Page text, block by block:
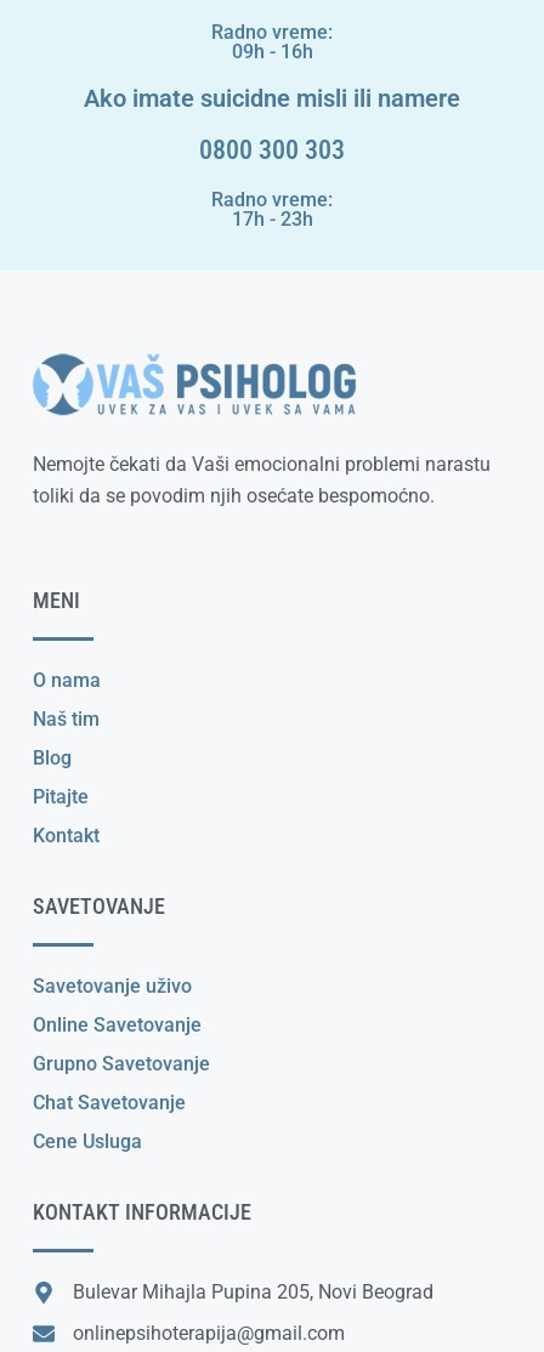
Radno vreme:
09h - 16h
Ako imate suicidne misli ili namere
0800 300 303
Radno vreme:
17h - 23h
Nemojte čekati da Vaši emocionalni problemi narastu
toliki da se povodim njih osećate bespomoćno.
MENI
O nama
Naš tim
Blog
Pitajte
Kontakt
SAVETOVANJE
Savetovanje uživo
Online Savetovanje
Grupno Savetovanje
Chat Savetovanje
Cene Usluga
KONTAKT INFORMACIJE
Bulevar Mihajla Pupina 205, Novi Beograd
onlinepsihoterapija@gmail.com